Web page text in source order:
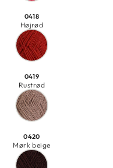
0418
Højrød
0419
Rustrød
0420
Mørk beige